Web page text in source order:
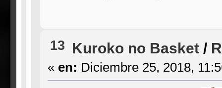
13 Kuroko no Basket/
« en: Diciembre 25, 2018,